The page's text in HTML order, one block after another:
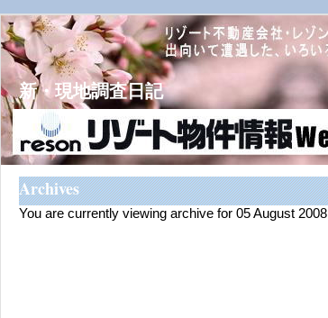
新・現地調査日記
Archives
You are currently viewing archive for 05 August 2008